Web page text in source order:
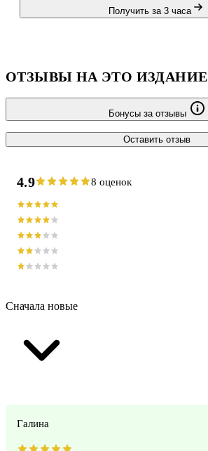
Получить за 3 часа
ОТЗЫВЫ НА ЭТО ИЗДАНИЕ
Бонусы за отзывы
Оставить отзыв
4.9 8 оценок
Сначала новые
Галина